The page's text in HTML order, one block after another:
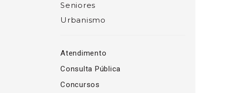
Seniores
Urbanismo
Atendimento
Consulta Pública
Concursos